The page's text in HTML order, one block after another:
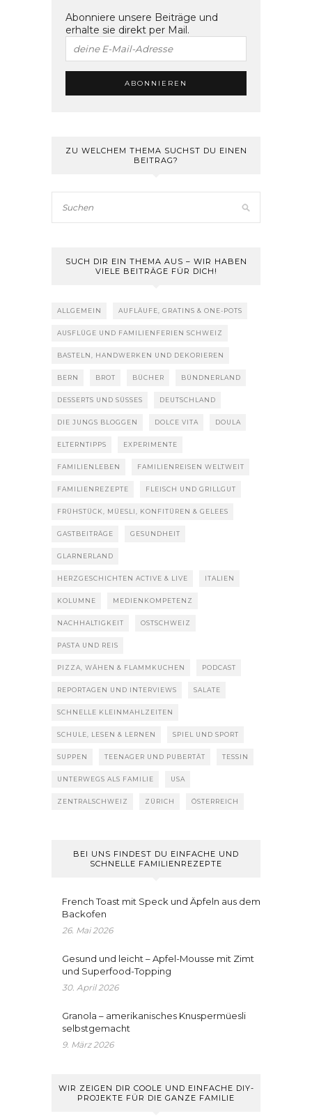
Abonniere unsere Beiträge und
erhalte sie direkt per Mail.
ZU WELCHEM THEMA SUCHST DU EINEN
BEITRAG?
SUCH DIR EIN THEMA AUS – WIR HABEN
VIELE BEITRÄGE FÜR DICH!
ALLGEMEIN AUFLÄUFE, GRATINS & ONE-POTS
AUSFLÜGE UND FAMILIENFERIEN SCHWEIZ
BASTELN, HANDWERKEN UND DEKORIEREN
BERN BROT BÜCHER BÜNDNERLAND
DESSERTS UND SÜSSES DEUTSCHLAND
DIE JUNGS BLOGGEN DOLCE VITA DOULA
ELTERNTIPPS EXPERIMENTE
FAMILIENLEBEN FAMILIENREISEN WELTWEIT
FAMILIENREZEPTE FLEISCH UND GRILLGUT
FRÜHSTÜCK, MÜESLI, KONFITÜREN & GELEES
GASTBEITRÄGE GESUNDHEIT
GLARNERLAND
HERZGESCHICHTEN ACTIVE & LIVE ITALIEN
KOLUMNE MEDIENKOMPETENZ
NACHHALTIGKEIT OSTSCHWEIZ
PASTA UND REIS
PIZZA, WÄHEN & FLAMMKUCHEN PODCAST
REPORTAGEN UND INTERVIEWS SALATE
SCHNELLE KLEINMAHLZEITEN
SCHULE, LESEN & LERNEN SPIEL UND SPORT
SUPPEN TEENAGER UND PUBERTÄT TESSIN
UNTERWEGS ALS FAMILIE USA
ZENTRALSCHWEIZ ZÜRICH ÖSTERREICH
BEI UNS FINDEST DU EINFACHE UND
SCHNELLE FAMILIENREZEPTE
French Toast mit Speck und Äpfeln aus dem
Backofen
26. Mai 2026
Gesund und leicht – Apfel-Mousse mit Zimt
und Superfood-Topping
30. April 2026
Granola – amerikanisches Knuspermüesli
selbstgemacht
9. März 2026
WIR ZEIGEN DIR COOLE UND EINFACHE DIY-
PROJEKTE FÜR DIE GANZE FAMILIE